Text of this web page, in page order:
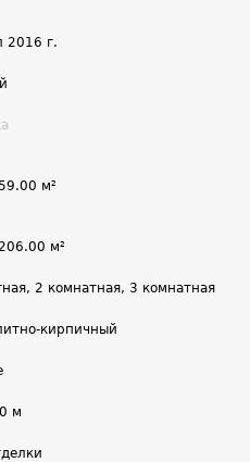
«Долина Сетунь»
застройки. Все здания
шоссе и набережная
из окон здания будут
ведь рядом расположена
застраивать.
Будущим
II квартал 2016 г.
59.00 м²
м²
2 комнатная, 3 комнатная
кирпичный
3.00 м